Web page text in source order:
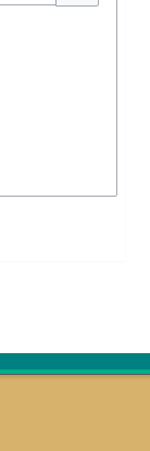
สลับตัวเลือก